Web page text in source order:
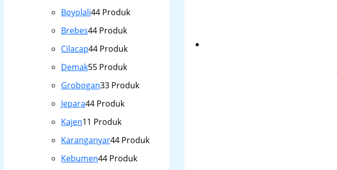
Boyolali44 Produk
Brebes44 Produk
Cilacap44 Produk
Demak55 Produk
Grobogan33 Produk
Jepara44 Produk
Kajen11 Produk
Karanganyar44 Produk
Kebumen44 Produk